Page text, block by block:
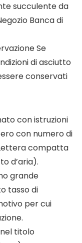
succulente da
Banca di
Se
di asciutto
conservati
con istruzioni
con numero di
compatta
d’aria).
grande
tasso di
per cui
titolo